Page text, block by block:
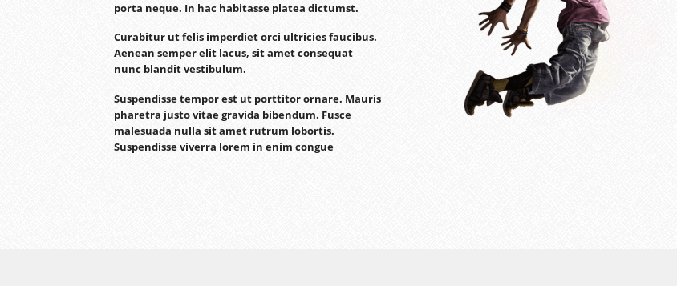
porta neque. In hac habitasse platea dictumst.
Curabitur ut felis imperdiet orci ultricies faucibus.
Aenean semper elit lacus, sit amet consequat
nunc blandit vestibulum.
Suspendisse tempor est ut porttitor ornare. Mauris
pharetra justo vitae gravida bibendum. Fusce
malesuada nulla sit amet rutrum lobortis.
Suspendisse viverra lorem in enim congue